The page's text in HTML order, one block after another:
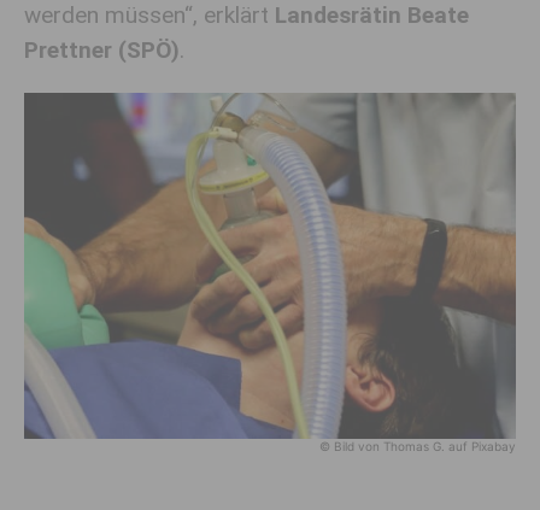
werden müssen“, erklärt Landesrätin Beate
Prettner (SPÖ).
© Bild von Thomas G. auf Pixabay